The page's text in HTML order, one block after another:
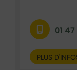
01
PLUS